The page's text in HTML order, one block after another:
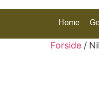
Home
Forside /